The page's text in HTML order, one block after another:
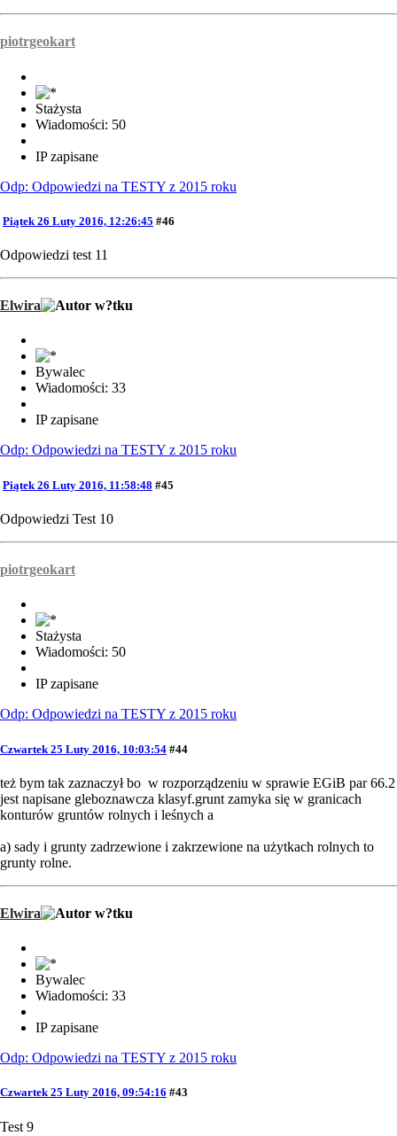
piotrgeokart
Stażysta
Wiadomości: 50
IP zapisane
Odp: Odpowiedzi na TESTY z 2015 roku
Piątek 26 Luty 2016, 12:26:45 #46
Odpowiedzi test 11
Elwira
Bywalec
Wiadomości: 33
IP zapisane
Odp: Odpowiedzi na TESTY z 2015 roku
Piątek 26 Luty 2016, 11:58:48 #45
Odpowiedzi Test 10
piotrgeokart
Stażysta
Wiadomości: 50
IP zapisane
Odp: Odpowiedzi na TESTY z 2015 roku
Czwartek 25 Luty 2016, 10:03:54 #44
też bym tak zaznaczył bo w rozporządzeniu w sprawie EGiB par 66.2
jest napisane gleboznawcza klasyf.grunt zamyka się w granicach
konturów gruntów rolnych i leśnych a
a) sady i grunty zadrzewione i zakrzewione na użytkach rolnych to
grunty rolne.
Elwira
Bywalec
Wiadomości: 33
IP zapisane
Odp: Odpowiedzi na TESTY z 2015 roku
Czwartek 25 Luty 2016, 09:54:16 #43
Test 9